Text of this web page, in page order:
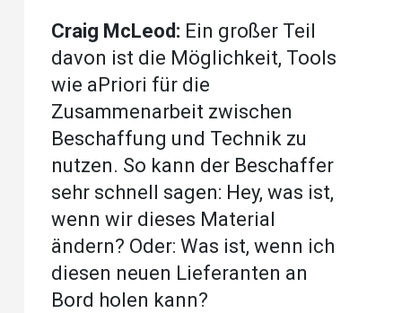
Craig McLeod: Ein großer Teil
davon ist die Möglichkeit, Tools
wie aPriori für die
Zusammenarbeit zwischen
Beschaffung und Technik zu
nutzen. So kann der Beschaffer
sehr schnell sagen: Hey, was ist,
wenn wir dieses Material
ändern? Oder: Was ist, wenn ich
diesen neuen Lieferanten an
Bord holen kann?